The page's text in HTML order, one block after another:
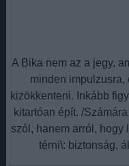
A Bika nem az a jegy,
minden impulzusra,
kizökkenteni. Inkább
kitartóan épít. /
szól, hanem arról,
térni\: biztonság,